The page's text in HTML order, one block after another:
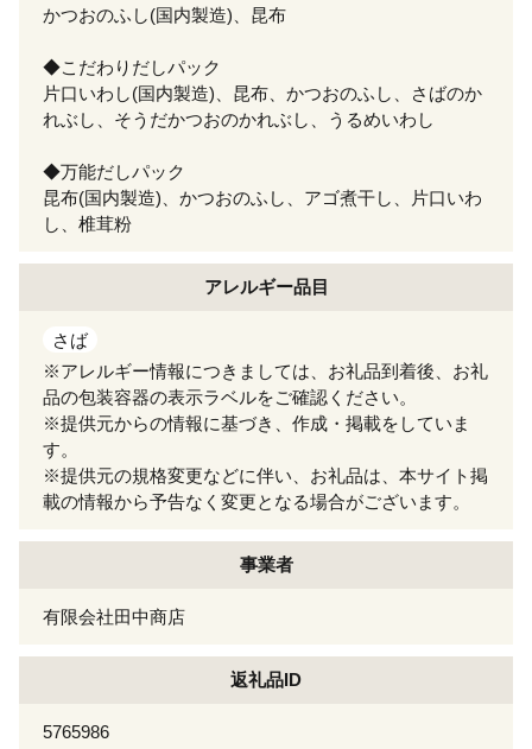
かつおのふし(国内製造)、昆布
◆こだわりだしパック
片口いわし(国内製造)、昆布、かつおのふし、さばのか
れぶし、そうだかつおのかれぶし、うるめいわし
◆万能だしパック
昆布(国内製造)、かつおのふし、アゴ煮干し、片口いわ
し、椎茸粉
アレルギー品目
さば
※アレルギー情報につきましては、お礼品到着後、お礼
品の包装容器の表示ラベルをご確認ください。
※提供元からの情報に基づき、作成・掲載をしていま
す。
※提供元の規格変更などに伴い、お礼品は、本サイト掲
載の情報から予告なく変更となる場合がございます。
事業者
有限会社田中商店
返礼品ID
5765986